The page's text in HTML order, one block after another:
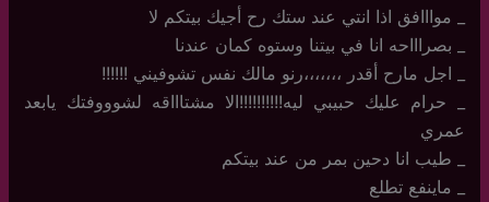
_ موااافق اذا انتي عند ستك رح أجيك بيتكم لا
_ بصراااحه انا في بيتنا وستوه كمان عندنا
_ اجل مارح أقدر ،،،،،،،رنو مالك نفس تشوفيني !!!!!!
_ حرام عليك حبيبي ليه!!!!!!!!!!الا مشتاااقه لشوووفتك يابعد
عمري
_ طيب انا دحين بمر من عند بيتكم
_ ماينفع تطلع